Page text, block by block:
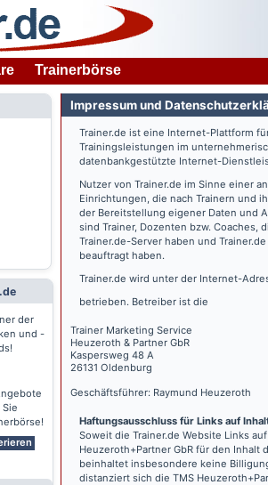
Trainerbörse
der
und -
Impressum und
Trainer.de ist eine Internet-Plattform
Trainingsleistungen im
datenbankgestützte Internet-
Nutzer von Trainer.de im Sinne einer
Einrichtungen, die nach Trainern und
der Bereitstellung eigener Daten und
sind Trainer, Dozenten bzw.
Trainer.de-Server haben und Trainer.de
beauftragt haben.
Trainer.de wird unter der Internet-
betrieben. Betreiber ist die
Trainer Marketing Service
Heuzeroth & Partner GbR
Kaspersweg 48 A
26131 Oldenburg
Geschäftsführer: Raymund Heuzeroth
Haftungsausschluss für Links auf
Soweit die Trainer.de Website Links
Heuzeroth+Partner GbR für den Inhalt
beinhaltet insbesondere keine
distanziert sich die TMS